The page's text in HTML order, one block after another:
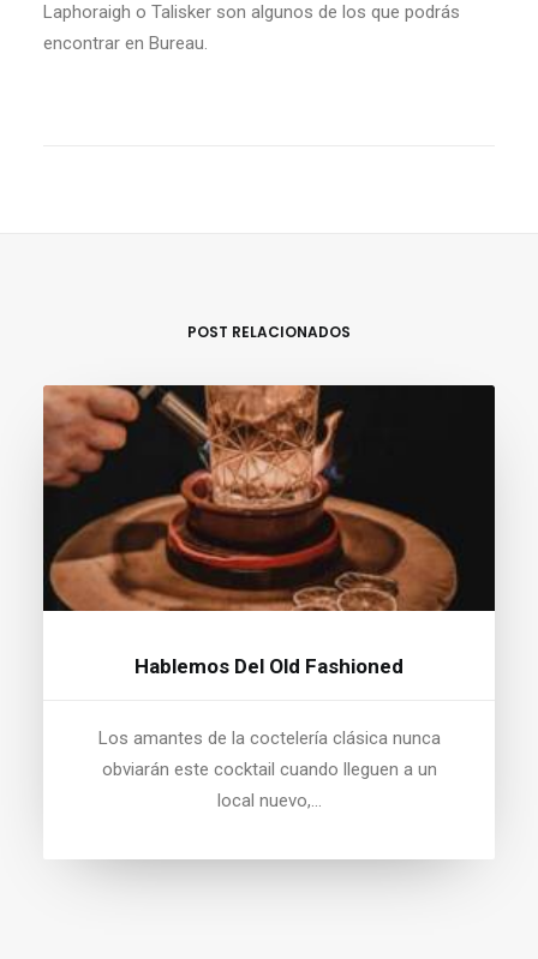
Laphoraigh o Talisker son algunos de los que podrás
encontrar en Bureau.
POST RELACIONADOS
Hablemos Del Old Fashioned
Los amantes de la coctelería clásica nunca
obviarán este cocktail cuando lleguen a un
local nuevo,…